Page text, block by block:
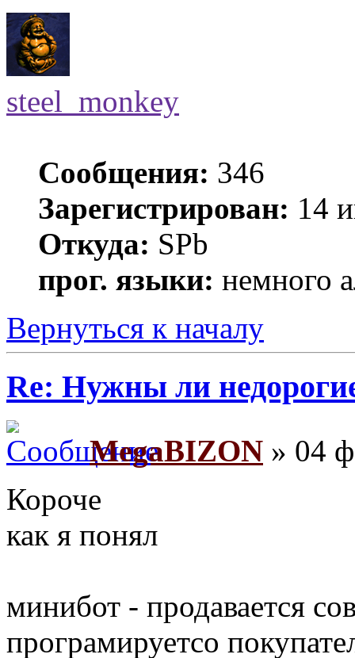
steel_monkey
Сообщения: 346
Зарегистрирован: 14
Откуда: SPb
прог. языки: немного
Вернуться к началу
Re: Нужны ли
MegaBIZON » 04
Короче
как я понял
минибот - продавается
програмируетсо